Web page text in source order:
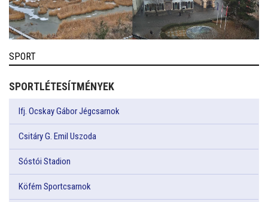
SPORT
SPORTLÉTESÍTMÉNYEK
Ifj. Ocskay Gábor Jégcsarnok
Csitáry G. Emil Uszoda
Sóstói Stadion
Köfém Sportcsarnok